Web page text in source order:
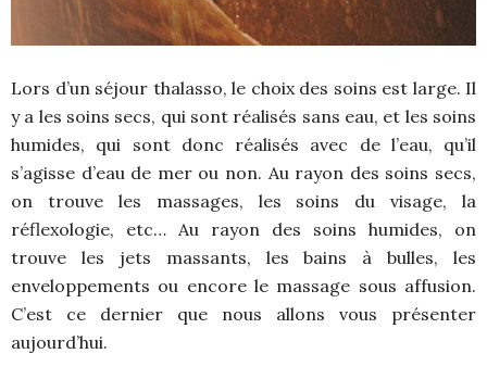
Lors d’un séjour thalasso, le choix des soins est large. Il
y a les soins secs, qui sont réalisés sans eau, et les soins
humides, qui sont donc réalisés avec de l’eau, qu’il
s’agisse d’eau de mer ou non. Au rayon des soins secs,
on trouve les massages, les soins du visage, la
réflexologie, etc… Au rayon des soins humides, on
trouve les jets massants, les bains à bulles, les
enveloppements ou encore le massage sous affusion.
C’est ce dernier que nous allons vous présenter
aujourd’hui.